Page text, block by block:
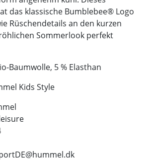
das klassische Bumblebee® Logo
Rüschendetails an den kurzen
Sommerlook perfekt
Baumwolle, 5 % Elasthan
Kids Style